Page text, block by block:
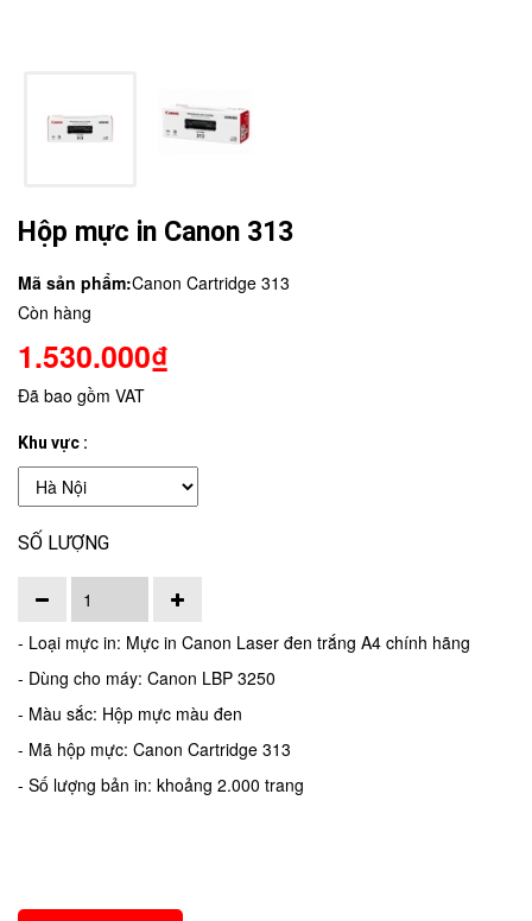
Hộp mực in Canon 313
Mã sản phẩm:Canon Cartridge 313
Còn hàng
1.530.000₫
Đã bao gồm VAT
Khu vực :
SỐ LƯỢNG
- Loại mực in: Mực in Canon Laser đen trắng A4 chính hãng
- Dùng cho máy: Canon LBP 3250
- Màu sắc: Hộp mực màu đen
- Mã hộp mực: Canon Cartridge 313
- Số lượng bản in: khoảng 2.000 trang